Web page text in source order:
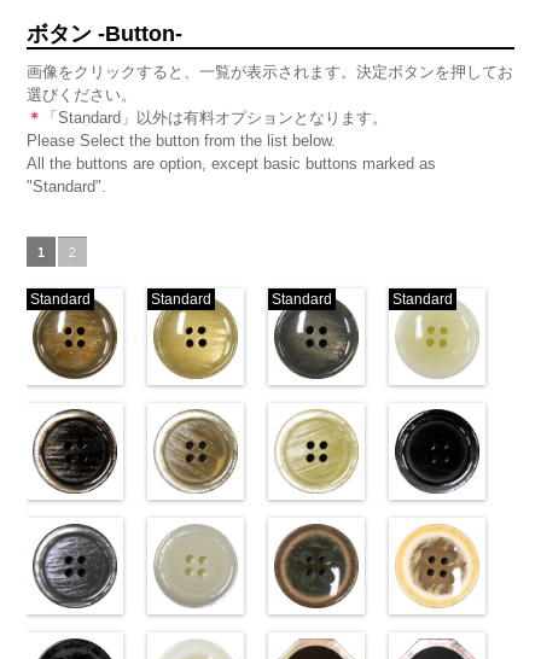
ボタン -Button-
画像をクリックすると、一覧が表示されます。決定ボタンを押してお
選びください。
＊
「Standard」以外は有料オプションとなります。
Please Select the button from the list below.
All the buttons are option, except basic buttons marked as
"Standard".
1 2
(VT103-
G43/SN)
http://www.anys.co.jp/wp-
content/uploads/2013/04/vt103-
VT103-G43
ベージュ 標
準 大ボタン
直径23mm／
18mm 0
Standard
(VT103-
G40/SN)
http://www.anys.co.jp/wp-
content/uploads/2013/04/vt103-
VT103-G40
クリーム
標
準
大ボタン
直径23mm／
18mm
Standard
(VT103-
G06/SN)
http://www.anys.co.jp/wp-
content/uploads/2013/04/vt103-
VT103-G06
グレー 標準
大ボタン直径
23mm／小ボ
18mm 0
Standard
(VT103-
G01/SN)
http://
content/uploads/
VT103-G01
ホワイト 標
準 大ボタン
直径23mm／
18mm 0
Standard
(VT102-
S48/SN)
http://www.anys.co.jp/wp-
content/uploads/2013/04/vt102-
VT102-S48
(VT102-
S43/SN)
http://www.anys.co.jp/wp-
content/uploads/2013/04/vt102-
VT102-S43
(VT102-
S40/SN)
http://www.anys.co.jp/wp-
content/uploads/2013/04/vt102-
VT102-S40
(VT102-
S09/SN)
http://
content/uploads/
VT102-S09
(VT102-
(VT102-
ウン
ジュ